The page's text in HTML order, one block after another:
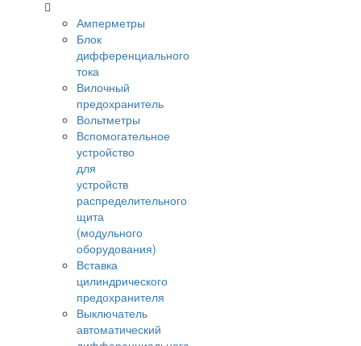
Амперметры
Блок
дифференциального
тока
Вилочный
предохранитель
Вольтметры
Вспомогательное
устройство
для
устройств
распределительного
щита
(модульного
оборудования)
Вставка
цилиндрического
предохранителя
Выключатель
автоматический